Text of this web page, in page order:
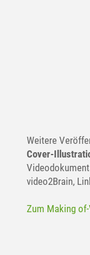
Weitere
Cover-
video2Brain,
Zum Making